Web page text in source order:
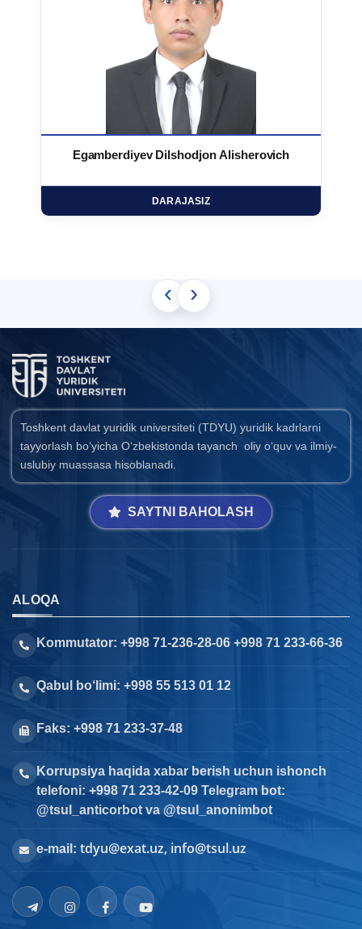
Egamberdiyev Dilshodjon Alisherovich
DARAJASIZ
‹ ›
Toshkent davlat yuridik universiteti (TDYU) yuridik kadrlarni
tayyorlash bo‘yicha O‘zbekistonda tayanch oliy o‘quv va ilmiy-
uslubiy muassasa hisoblanadi.
SAYTNI BAHOLASH
ALOQA
Kommutator: +998 71-236-28-06 +998 71 233-66-36
Qabul bo‘limi: +998 55 513 01 12
Faks: +998 71 233-37-48
Korrupsiya haqida xabar berish uchun ishonch
telefoni: +998 71 233-42-09 Telegram bot:
@tsul_anticorbot va @tsul_anonimbot
e-mail: tdyu@exat.uz, info@tsul.uz